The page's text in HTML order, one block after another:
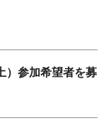
参加希望者を募